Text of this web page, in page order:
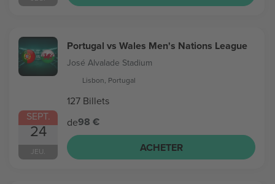
SEPT.
24
JEU.
Portugal vs Wales Men's Nations League
José Alvalade Stadium
Lisbon, Portugal
127 Billets
de98 €
ACHETER